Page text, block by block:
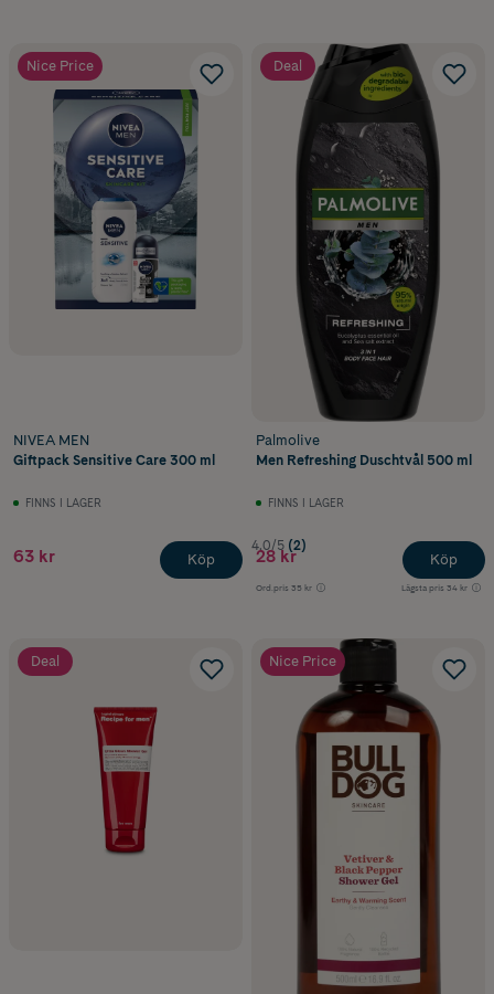
Nice Price
NIVEA MEN
Giftpack Sensitive Care 300 ml
FINNS I LAGER
63 kr Köp
Deal
Palmolive
Men Refreshing Duschtvål 500 ml
FINNS I LAGER
4.0/5 (2)
28 kr
Ord.pris 35 kr Lägsta pris 34 kr
Köp
Deal Nice Price